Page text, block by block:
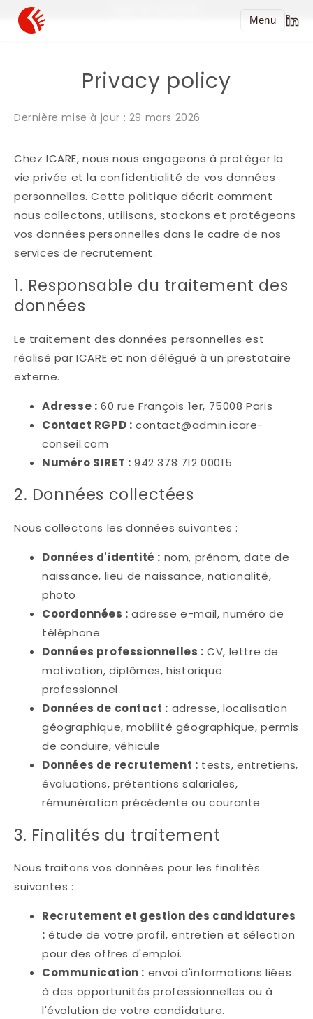
Menu
Privacy policy
Dernière mise à jour : 29 mars 2026
Chez ICARE, nous nous engageons à protéger la
vie privée et la confidentialité de vos données
personnelles. Cette politique décrit comment
nous collectons, utilisons, stockons et protégeons
vos données personnelles dans le cadre de nos
services de recrutement.
1. Responsable du traitement des
données
Le traitement des données personnelles est
réalisé par ICARE et non délégué à un prestataire
externe.
Adresse : 60 rue François 1er, 75008 Paris
Contact RGPD : contact@admin.icare-
conseil.com
Numéro SIRET : 942 378 712 00015
2. Données collectées
Nous collectons les données suivantes :
Données d'identité : nom, prénom, date de
naissance, lieu de naissance, nationalité,
photo
Coordonnées : adresse e-mail, numéro de
téléphone
Données professionnelles : CV, lettre de
motivation, diplômes, historique
professionnel
Données de contact : adresse, localisation
géographique, mobilité géographique, permis
de conduire, véhicule
Données de recrutement : tests, entretiens,
évaluations, prétentions salariales,
rémunération précédente ou courante
3. Finalités du traitement
Nous traitons vos données pour les finalités
suivantes :
Recrutement et gestion des candidatures
: étude de votre profil, entretien et sélection
pour des offres d'emploi.
Communication : envoi d'informations liées
à des opportunités professionnelles ou à
l'évolution de votre candidature.